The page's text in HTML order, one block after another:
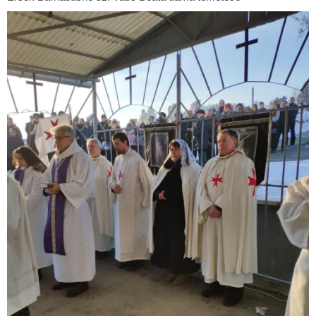
Barnabásné
Vass
dáma
temetése